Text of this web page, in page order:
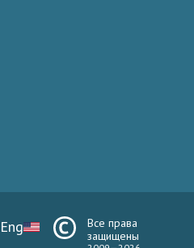
Eng
Все права
защищены